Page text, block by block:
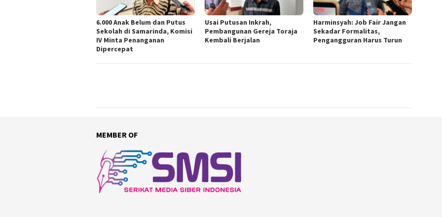
6.000 Anak Belum dan Putus
Sekolah di Samarinda, Komisi
IV Minta Penanganan
Dipercepat
Usai Putusan Inkrah,
Pembangunan Gereja Toraja
Kembali Berjalan
Harminsyah: Job Fair Jangan
Sekadar Formalitas,
Pengangguran Harus Turun
MEMBER OF